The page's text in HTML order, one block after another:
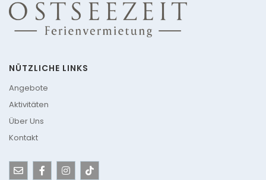
NÜTZLICHE LINKS
Angebote
Aktivitäten
Über Uns
Kontakt